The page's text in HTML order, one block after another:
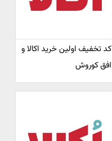
کد تخفیف اولین خرید اکالا و
افق کوروش